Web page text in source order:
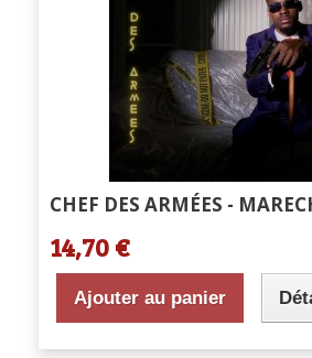
CHEF DES ARMÉES -
14,70 €
Ajouter au panier